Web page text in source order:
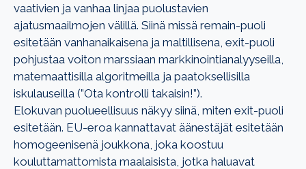
vaativien ja vanhaa linjaa puolustavien
ajatusmaailmojen välillä. Siinä missä remain-puoli
esitetään vanhanaikaisena ja maltillisena, exit-puoli
pohjustaa voiton marssiaan markkinointianalyyseilla,
matemaattisilla algoritmeilla ja paatoksellisilla
iskulauseilla (”Ota kontrolli takaisin!”).
Elokuvan puolueellisuus näkyy siinä, miten exit-puoli
esitetään. EU-eroa kannattavat äänestäjät esitetään
homogeenisenä joukkona, joka koostuu
kouluttamattomista maalaisista, jotka haluavat